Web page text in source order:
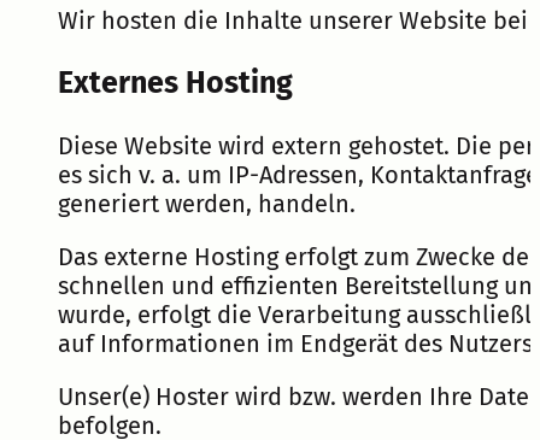
Wir hosten die Inhalte unserer Website bei
Externes Hosting
Diese Website wird extern gehostet. Die
es sich v. a. um IP-Adressen,
generiert werden, handeln.
Das externe Hosting erfolgt zum Zwecke
schnellen und effizienten Bereitstellung
wurde, erfolgt die Verarbeitung
auf Informationen im Endgerät des
Unser(e) Hoster wird bzw. werden Ihre
befolgen.